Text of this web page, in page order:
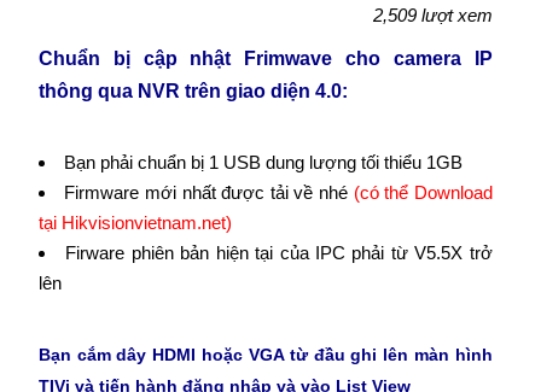
2,509 lượt xem
Chuẩn bị cập nhật Frimwave cho camera IP
thông qua NVR trên giao diện 4.0:
Bạn phải chuẩn bị 1 USB dung lượng tối thiểu 1GB
Firmware mới nhất được tải về nhé (có thể Download
tại Hikvisionvietnam.net)
Firware phiên bản hiện tại của IPC phải từ V5.5X trở
lên
Bạn cắm dây HDMI hoặc VGA từ đầu ghi lên màn hình
TIVi và tiến hành đăng nhập và vào List View